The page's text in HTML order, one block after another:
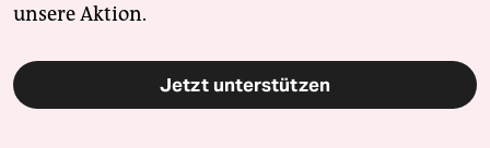
unsere Aktion.
Jetzt unterstützen